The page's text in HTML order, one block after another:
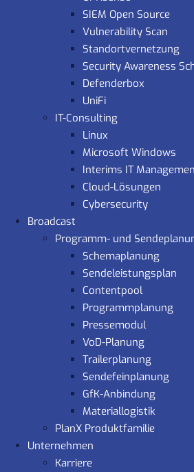
SIEM Open Source
Vulnerability Scan
Standortvernetzung
Security Awareness
Defenderbox
UniFi
IT-Consulting
Linux
Microsoft Windows
Interims IT
Cloud-Lösungen
Cybersecurity
Broadcast
Programm- und
Schemaplanung
Sendeleistungsplan
Contentpool
Programmplanung
Pressemodul
VoD-Planung
Trailerplanung
Sendefeinplanung
GfK-Anbindung
Materiallogistik
PlanX Produktfamilie
Unternehmen
Karriere